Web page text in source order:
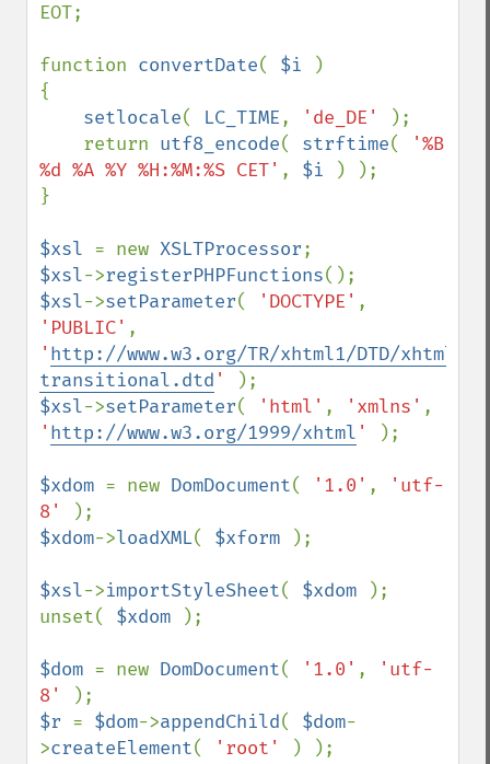
EOT;
function convertDate( $i
)
{
setlocale( LC_TIME, 'de_DE'
);
    return
utf8_encode( strftime(
'%B
%d %A %Y %H:%M:%S CET' , $i
) );
}
$xsl = new XSLTProcessor
$xsl->registerPHPFunctions
$xsl->setParameter( 'DOCTYPE'
'PUBLIC'
' http://www.w3.org/TR/xhtml1/DTD/xhtml1-
transitional.dtd '
$xsl->setParameter( 'html' , 'xmlns'
' http://www.w3.org/1999/xhtml ' );
$xdom = new DomDocument( '1.0' ,
'utf-
8'
$xdom->loadXML( $xform );
$xsl->importStyleSheet( $xdom
);
unset( $xdom );
$dom = new DomDocument( '1.0' ,
'utf-
8'
$r = $dom->appendChild( $dom-
>createElement( 'root'
) );